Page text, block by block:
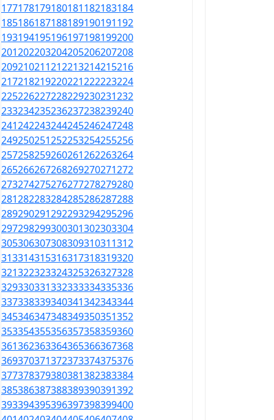
177178179180181182183184
185186187188189190191192
193194195196197198199200
201202203204205206207208
209210211212213214215216
217218219220221222223224
225226227228229230231232
233234235236237238239240
241242243244245246247248
249250251252253254255256
257258259260261262263264
265266267268269270271272
273274275276277278279280
281282283284285286287288
289290291292293294295296
297298299300301302303304
305306307308309310311312
313314315316317318319320
321322323324325326327328
329330331332333334335336
337338339340341342343344
345346347348349350351352
353354355356357358359360
361362363364365366367368
369370371372373374375376
377378379380381382383384
385386387388389390391392
393394395396397398399400